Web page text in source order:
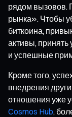
рядом вызовов.
рынка». Чтобы
биткоина,
активы, принять
и успешные
Кроме того,
внедрения
отношения уже
Cosmos Hub,